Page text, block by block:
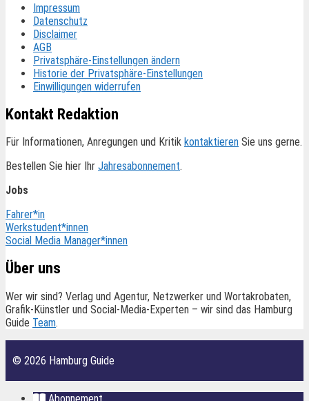
Impressum
Datenschutz
Disclaimer
AGB
Privatsphäre-Einstellungen ändern
Historie der Privatsphäre-Einstellungen
Einwilligungen widerrufen
Kontakt Redaktion
Für Informationen, Anregungen und Kritik kontaktieren Sie uns gerne.
Bestellen Sie hier Ihr Jahresabonnement.
Jobs
Fahrer*in
Werkstudent*innen
Social Media Manager*innen
Über uns
Wer wir sind? Verlag und Agentur, Netzwerker und Wortakrobaten,
Grafik-Künstler und Social-Media-Experten – wir sind das Hamburg
Guide Team.
© 2026 Hamburg Guide
Abonnement